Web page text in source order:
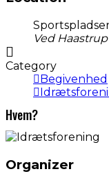
Ved
Category
Begivenhed
Hvem?
Organizer